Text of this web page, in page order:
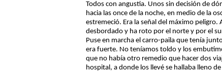
Todos con angustia. Unos sin decisión de
hacia las once de la noche, en medio de la
estremeció. Era la señal del máximo
desbordado y ha roto por el norte y por el
Puse en marcha el carro-paila que tenía
era fuerte. No teníamos toldo y los
que no había otro remedio que hacer dos
hospital, a donde los llevé se hallaba lleno